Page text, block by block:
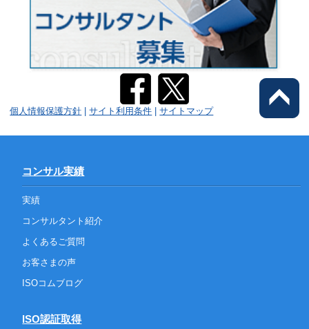
個人情報保護方針 |サイト利用条件 |サイトマップ
コンサル実績
実績
コンサルタント紹介
よくあるご質問
お客さまの声
ISOコムブログ
ISO認証取得